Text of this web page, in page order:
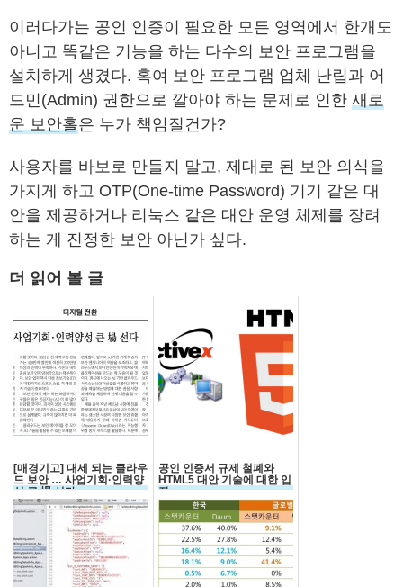
이러다가는 공인 인증이 필요한 모든 영역에서 한개도
아니고 똑같은 기능을 하는 다수의 보안 프로그램을
설치하게 생겼다. 혹여 보안 프로그램 업체 난립과 어
드민(Admin) 권한으로 깔아야 하는 문제로 인한 새로
운 보안홀은 누가 책임질건가?
사용자를 바보로 만들지 말고, 제대로 된 보안 의식을
가지게 하고 OTP(One-time Password) 기기 같은 대
안을 제공하거나 리눅스 같은 대안 운영 체제를 장려
하는 게 진정한 보안 아닌가 싶다.
더 읽어 볼 글
[매경기고] 대세 되는 클라우
드 보안 … 사업기회·인력양
성 큰 場 선다
공인 인증서 규제 철폐와
HTML5 대안 기술에 대한 입
장